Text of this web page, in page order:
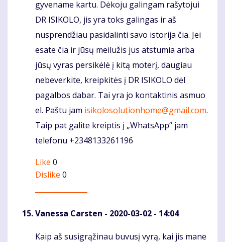
gyvename kartu. Dėkoju galingam rašytojui
DR ISIKOLO, jis yra toks galingas ir aš
nusprendžiau pasidalinti savo istorija čia. Jei
esate čia ir jūsų meilužis jus atstumia arba
jūsų vyras persikėlė į kitą moterį, daugiau
nebeverkite, kreipkitės į DR ISIKOLO dėl
pagalbos dabar. Tai yra jo kontaktinis asmuo
el. Paštu jam isikolosolutionhome@gmail.com.
Taip pat galite kreiptis į „WhatsApp“ jam
telefonu +2348133261196
Like 0
Dislike 0
Vanessa Carsten - 2020-03-02 - 14:04
Komentaras
Kaip aš susigrąžinau buvusį vyrą, kai jis mane